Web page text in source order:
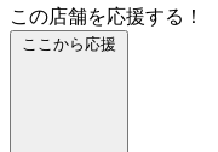
この店舗を応援する！
ここから応援